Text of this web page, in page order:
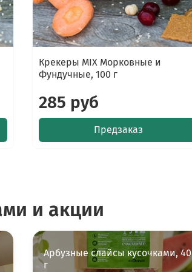
Крекеры MIX Морковные и
Фундучные, 100 г
285 руб
Предзаказ
и акции
Арбузные слайсы кусочками, 40
г